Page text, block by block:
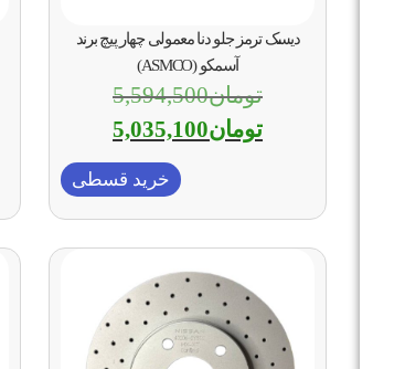
دیسک ترمز جلو دنا معمولی چهار پیچ برند
آسمکو (ASMCO)
تومان5,594,500
تومان5,035,100
خرید قسطی